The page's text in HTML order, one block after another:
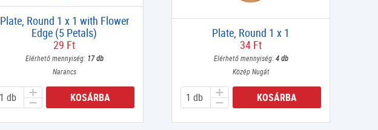
Plate, Round 1 x 1 with Flower
Edge (5 Petals)
29 Ft
Elérhető mennyiség: 17 db
Narancs
KOSÁRBA
Plate, Round 1 x 1
34 Ft
Elérhető mennyiség:4 db
Közép Nugát
KOSÁRBA